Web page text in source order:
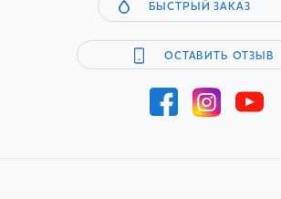
БЫСТРЫЙ ЗАКАЗ
ОСТАВИТЬ ОТЗЫВ